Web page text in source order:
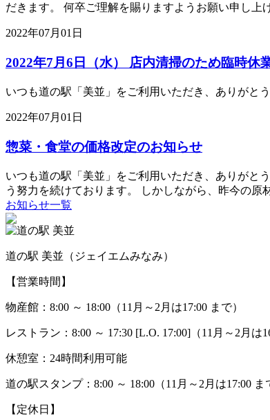
だきます。 何卒ご理解を賜りますようお願い申し上
2022年07月01日
2022年7月6日（水） 店内清掃のため臨時休
いつも道の駅「美並」をご利用いただき、ありがと
2022年07月01日
惣菜・食堂の価格改定のお知らせ
いつも道の駅「美並」をご利用いただき、ありがと
う努力を続けております。 しかしながら、昨今の
お知らせ一覧
道の駅 美並（ジェイエムみなみ）
【営業時間】
物産館：8:00 ～ 18:00（11月～2月は17:00 まで）
レストラン：8:00 ～ 17:30 [L.O. 17:00]（11月～2月は
休憩室：24時間利用可能
道の駅スタンプ：8:00 ～ 18:00（11月～2月は17:00 ま
【定休日】